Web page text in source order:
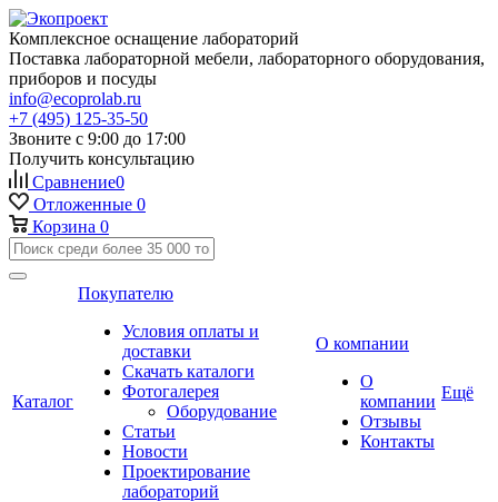
Комплексное оснащение лабораторий
Поставка лабораторной мебели, лабораторного оборудования,
приборов и посуды
info@ecoprolab.ru
+7 (495) 125-35-50
Звоните с 9:00 до 17:00
Получить консультацию
Сравнение0
Отложенные 0
Корзина 0
Каталог
Покупателю
Условия оплаты и
доставки
Скачать каталоги
Фотогалерея
Оборудование
Статьи
Новости
Проектирование
лабораторий
О компании
О
компании
Отзывы
Контакты
Ещё